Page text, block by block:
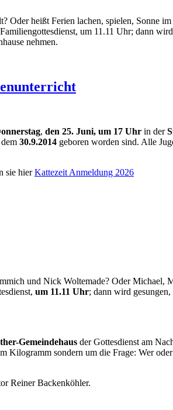
Oder heißt Ferien lachen, spielen,
um 11.11 Uhr; dann
nehmen.
, den 25. Juni, um 17 Uhr in der
30.9.2014 geboren worden sind. Alle
sie hierKattezeit Anmeldung 2026
und Nick Woltemade? Oder
um 11.11 Uhr; dann wird
Gemeindehaus der Gottesdienst am
Kilogramm sondern um die Frage: Wer
Reiner Backenköhler.